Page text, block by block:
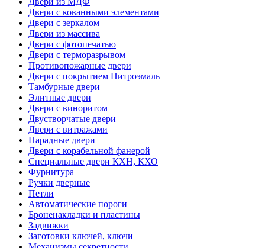
Двери с кованными элементами
Двери с зеркалом
Двери из массива
Двери с фотопечатью
Двери с терморазрывом
Противопожарные двери
Двери с покрытием Нитроэмаль
Тамбурные двери
Элитные двери
Двери с виноритом
Двустворчатые двери
Двери с витражами
Парадные двери
Двери с корабельной фанерой
Специальные двери КХН, КХО
Фурнитура
Ручки дверные
Петли
Автоматические пороги
Броненакладки и пластины
Задвижки
Заготовки ключей, ключи